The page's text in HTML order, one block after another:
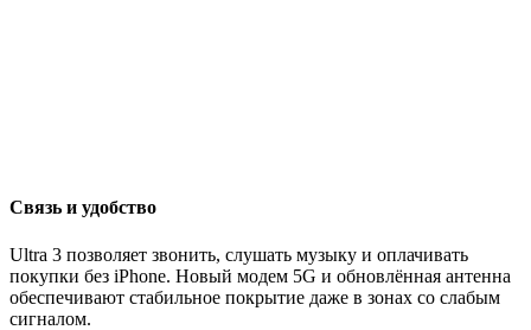
Связь и удобство
Ultra 3 позволяет звонить, слушать музыку и оплачивать
покупки без iPhone. Новый модем 5G и обновлённая антенна
обеспечивают стабильное покрытие даже в зонах со слабым
сигналом.